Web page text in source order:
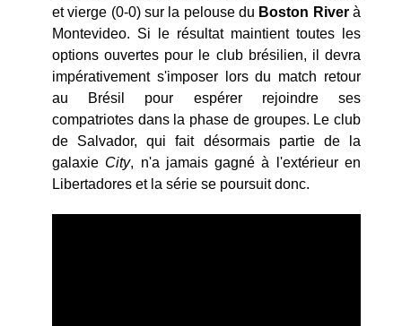
et vierge (0-0) sur la pelouse du Boston Riverà
Montevideo. Si le résultat maintient toutes les
options ouvertes pour le club brésilien, il devra
impérativement s'imposer lors du match retour
au Brésil pour espérer rejoindre ses
compatriotes dans la phase de groupes. Le club
de Salvador, qui fait désormais partie de la
galaxie City, n'a jamais gagné à l'extérieur en
Libertadores et la série se poursuit donc.